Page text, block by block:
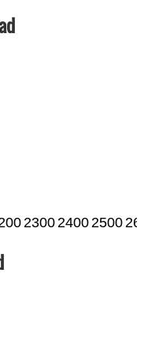
230024002500